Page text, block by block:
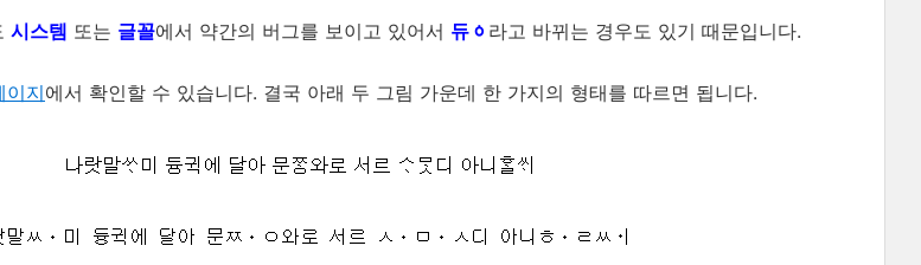
시스템 또는 글꼴에서 약간의 버그를 보이고 있어서 듀ᇰ 라고 바뀌는 경우도 있기 때문입니다.
이지에서 확인할 수 있습니다. 결국 아래 두 그림 가운데 한 가지의 형태를 따르면 됩니다.